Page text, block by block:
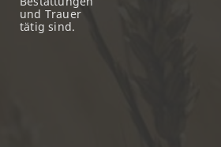
und Trauer
tätig sind.